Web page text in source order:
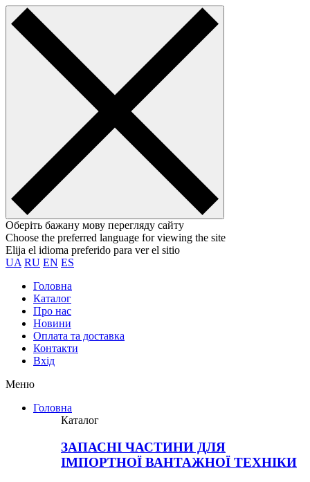
Оберіть бажану мову перегляду сайту
Choose the preferred language for viewing the site
Elija el idioma preferido para ver el sitio
UA RU EN ES
Головна
Каталог
Про нас
Новини
Оплата та доставка
Контакти
Вхiд
Меню
Головна
Каталог
ЗАПАСНІ ЧАСТИНИ ДЛЯ
ІМПОРТНОЇ ВАНТАЖНОЇ ТЕХНІКИ